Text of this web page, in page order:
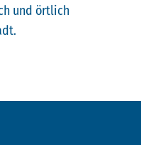
und örtlich